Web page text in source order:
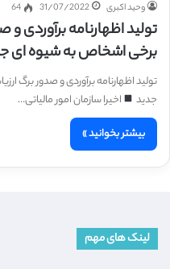
وحید اکبری 31/07/2022
64
تولید اظهارنامه برآوردی و
برخی اشخاص به شیوه ای
تولید اظهارنامه برآوردی و صدور برگ
جدید
اخیرا سازمان امور مالیاتی…
بیشتر بخوانید »
لینک های مهم